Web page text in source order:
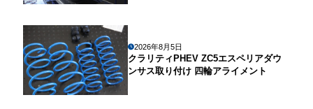
2026年8月5日
クラリティPHEV ZC5エスペリアダウ
ンサス取り付け 四輪アライメント